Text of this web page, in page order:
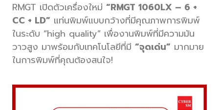
RMGT เปิดตัวเครื่องใหม่ “RMGT 1060LX – 6 +
CC + LD” แท่นพิมพ์แบบกว้างที่มีคุณภาพการพิมพ์
ในระดับ “high quality” เพื่องานพิมพ์ที่มีความมัน
วาวสูง มาพร้อมกับเทคโนโลยีที่มี “จุดเด่น” มากมาย
ในการพิมพ์ที่คุณต้องสนใจ!